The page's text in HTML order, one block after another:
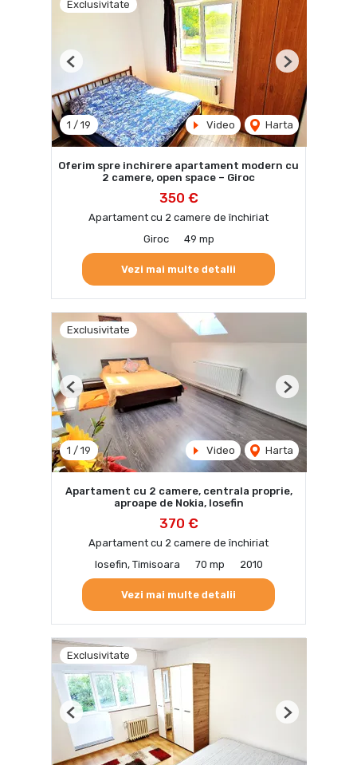
Exclusivitate
1 / 19 Video Harta
Previous Next
Oferim spre inchirere apartament modern cu
2 camere, open space – Giroc
350 €
Apartament cu 2 camere de închiriat
Giroc
49 mp
Vezi mai multe detalii
Exclusivitate
1 / 19 Video Harta
Previous Next
Apartament cu 2 camere, centrala proprie,
aproape de Nokia, Iosefin
370 €
Apartament cu 2 camere de închiriat
Iosefin, Timisoara
70 mp 2010
Vezi mai multe detalii
Exclusivitate
Previous Next